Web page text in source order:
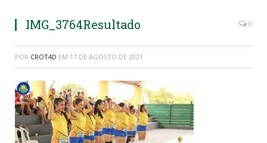
IMG_3764Resultado 0
POR CROT4D EM 17 DE AGOSTO DE 2021